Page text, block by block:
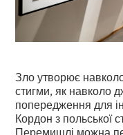
Зло утворює навколо
стигми, як навколо
попередження для
Кордон з польської
Перемишлі можна